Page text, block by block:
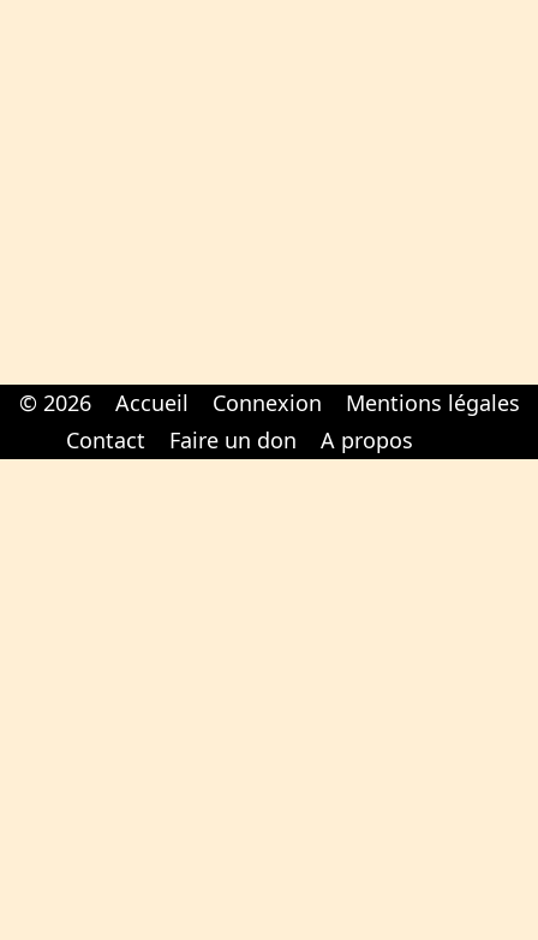
© 2026 Accueil Connexion
Mentions légales
Contact
Faire un don A propos